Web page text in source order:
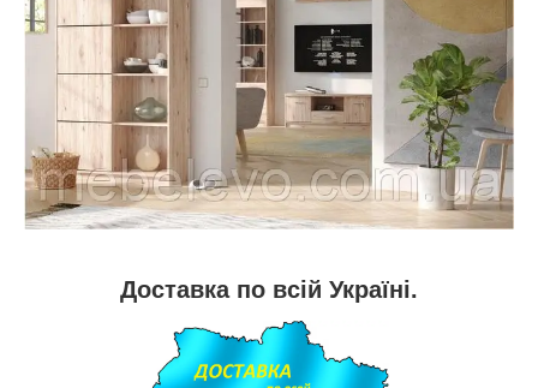
Доставка по всій Україні.